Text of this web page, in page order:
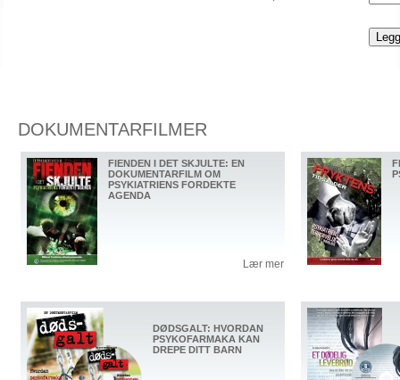
DOKUMENTARFILMER
FIENDEN I DET SKJULTE: EN
DOKUMENTARFILM OM
PSYKIATRIENS FORDEKTE
AGENDA
Lær mer
DØDSGALT: HVORDAN
PSYKOFARMAKA KAN
DREPE DITT BARN